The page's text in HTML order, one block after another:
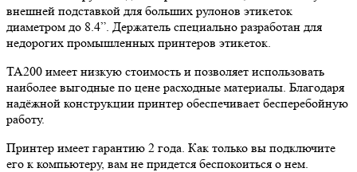
внешней подставкой для больших рулонов этикеток
диаметром до 8.4”. Держатель специально разработан для
недорогих промышленных принтеров этикеток.
TA200 имеет низкую стоимость и позволяет использовать
наиболее выгодные по цене расходные материалы. Благодаря
надёжной конструкции принтер обеспечивает бесперебойную
работу.
Принтер имеет гарантию 2 года. Как только вы подключите
его к компьютеру, вам не придется беспокоиться о нем.